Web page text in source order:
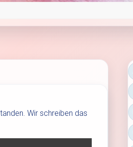
Wir schreiben das